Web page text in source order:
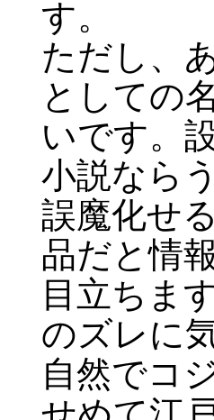
す。
ただし、
としての
いです。
小説なら
誤魔化せ
品だと情
目立ちま
のズレに
自然でコ